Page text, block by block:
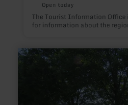
Open today
The Tourist Information Office
for information about the
learn
more